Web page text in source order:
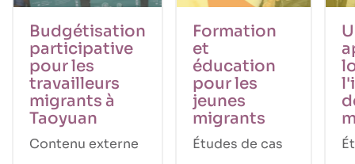
Budgétisation
participative
pour les
travailleurs
migrants à
Taoyuan
Contenu externe
Formation
et
éducation
pour les
jeunes
migrants
Études de cas